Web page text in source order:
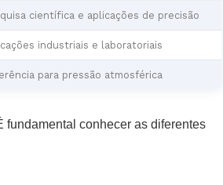
científica e aplicações de precisão
industriais e laboratoriais
para pressão atmosférica
fundamental conhecer as diferentes